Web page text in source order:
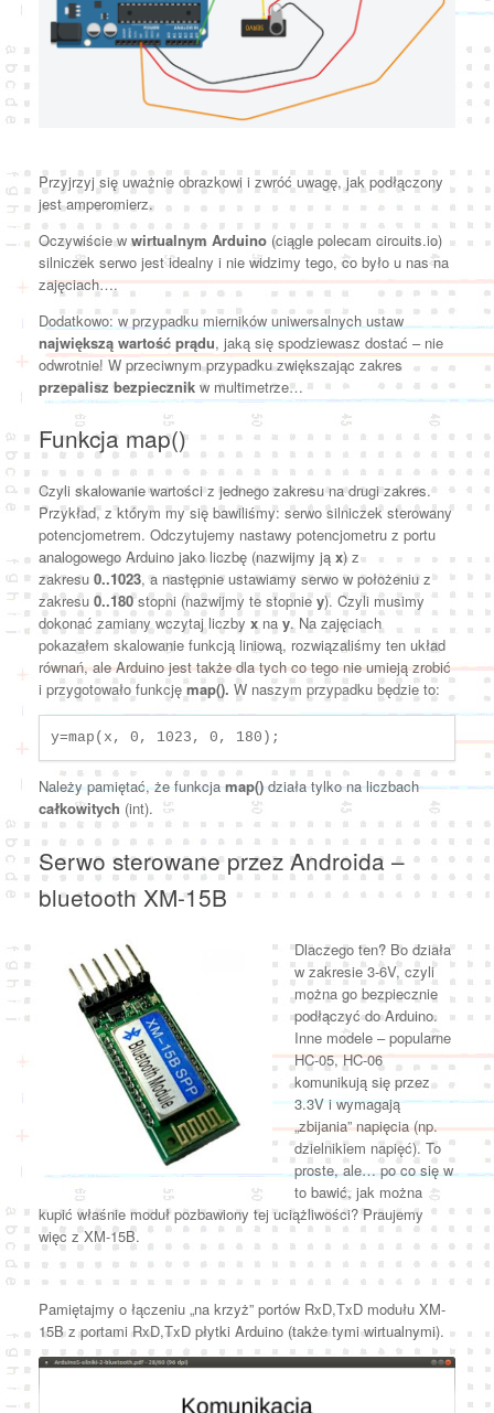
Przyjrzyj się uważnie obrazkowi i zwróć uwagę, jak podłączony
jest amperomierz.
Oczywiście wwirtualnym Arduino (ciągle polecam circuits.io)
silniczek serwo jest idealny i nie widzimy tego, co było u nas na
zajęciach….
Dodatkowo: w przypadku mierników uniwersalnych ustaw
największą wartość prądu, jaką się spodziewasz dostać – nie
odwrotnie! W przeciwnym przypadku zwiększając zakres
przepalisz bezpiecznik w multimetrze…
Funkcja map()
Czyli skalowanie wartości z jednego zakresu na drugi zakres.
Przykład, z którym my się bawiliśmy: serwo silniczek sterowany
potencjometrem. Odczytujemy nastawy potencjometru z portu
analogowego Arduino jako liczbę (nazwijmy ją x) z
zakresu 0..1023, a następnie ustawiamy serwo w położeniu z
zakresu 0..180stopni (nazwijmy te stopniey). Czyli musimy
dokonać zamiany wczytaj liczby xna y. Na zajęciach
pokazałem skalowanie funkcją liniową, rozwiązaliśmy ten układ
równań, ale Arduino jest także dla tych co tego nie umieją zrobić
i przygotowało funkcjęmap(). W naszym przypadku będzie to:
y=map(x, 0, 1023, 0, 180);
Należy pamiętać, że funkcjamap()działa tylko na liczbach
całkowitych (int).
Serwo sterowane przez Androida –
bluetooth XM-15B
Dlaczego ten? Bo działa
w zakresie 3-6V, czyli
można go bezpiecznie
podłączyć do Arduino.
Inne modele – popularne
HC-05, HC-06
komunikują się przez
3.3V i wymagają
„zbijania” napięcia (np.
dzielnikiem napięć). To
proste, ale… po co się w
to bawić, jak można
kupić właśnie moduł pozbawiony tej uciążliwości? Praujemy
więc z XM-15B.
Pamiętajmy o łączeniu „na krzyż” portów RxD,TxD modułu XM-
15B z portami RxD,TxD płytki Arduino (także tymi wirtualnymi).